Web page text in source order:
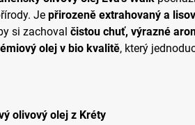
Je přirozeně extrahovaný a
si zachoval čistou chuť, výrazné
olej v bio kvalitě, který
olivový olej z Kréty